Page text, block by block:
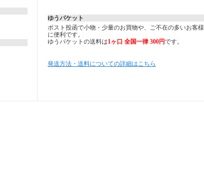
ゆうパケット
ポスト投函で小物・少量のお買物や、ご不在の多いお客様
に便利です。
ゆうパケットの送料は1ヶ口 全国一律 300円です。
発送方法・送料についての詳細はこちら